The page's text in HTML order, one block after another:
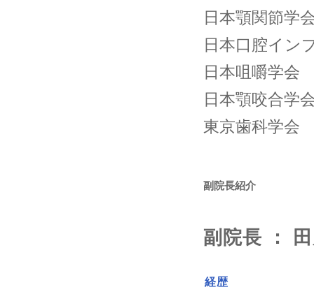
日本顎関節学
日本口腔イン
日本咀嚼学会
日本顎咬合学
東京歯科学会
副院長紹介
副院長 ：
経歴